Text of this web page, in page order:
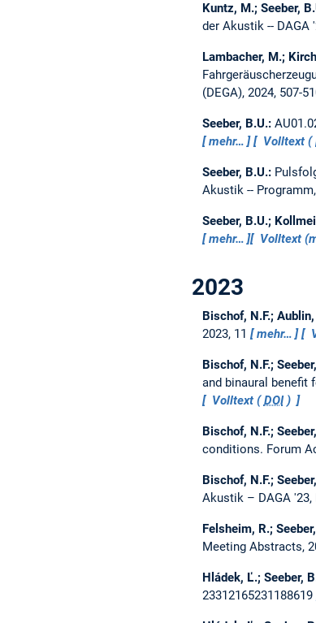
Kuntz, M.; Seeber,
der Akustik -- DAGA
Lambacher, M.;
(DEGA), 2024, 507-
Seeber, B.U.:
mehr…
Volltext (
Seeber, B.U.:
Akustik --
Seeber, B.U.;
mehr…
Volltext
2023
Bischof, N.F.; Aublin,
2023, 11
mehr…
Bischof, N.F.;
and binaural benefit
Volltext (DOI)
Bischof, N.F.;
conditions. Forum
Bischof, N.F.;
Akustik – DAGA '23,
Felsheim, R.;
Meeting Abstracts,
Hládek, Ľ.; Seeber,
23312165231188619